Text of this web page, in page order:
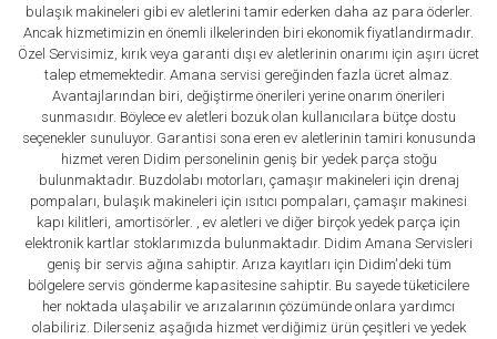
bulaşık makineleri gibi ev aletlerini tamir ederken daha az para öderler.
Ancak hizmetimizin en önemli ilkelerinden biri ekonomik fiyatlandırmadır.
Özel Servisimiz, kırık veya garanti dışı ev aletlerinin onarımı için aşırı ücret
talep etmemektedir. Amana servisi gereğinden fazla ücret almaz.
Avantajlarından biri, değiştirme önerileri yerine onarım önerileri
sunmasıdır. Böylece ev aletleri bozuk olan kullanıcılara bütçe dostu
seçenekler sunuluyor. Garantisi sona eren ev aletlerinin tamiri konusunda
hizmet veren Didim personelinin geniş bir yedek parça stoğu
bulunmaktadır. Buzdolabı motorları, çamaşır makineleri için drenaj
pompaları, bulaşık makineleri için ısıtıcı pompaları, çamaşır makinesi
kapı kilitleri, amortisörler. , ev aletleri ve diğer birçok yedek parça için
elektronik kartlar stoklarımızda bulunmaktadır. Didim Amana Servisleri
geniş bir servis ağına sahiptir. Arıza kayıtları için Didim'deki tüm
bölgelere servis gönderme kapasitesine sahiptir. Bu sayede tüketicilere
her noktada ulaşabilir ve arızalarının çözümünde onlara yardımcı
olabiliriz. Dilerseniz aşağıda hizmet verdiğimiz ürün çeşitleri ve yedek